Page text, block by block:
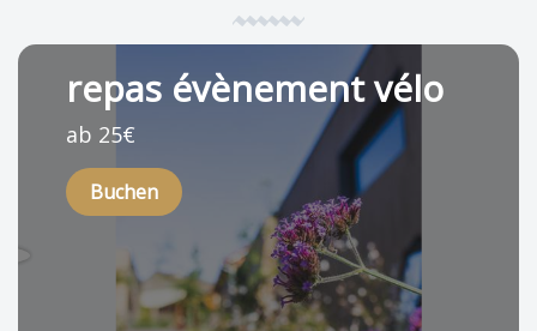
repas évènement vélo
ab 25€
Buchen